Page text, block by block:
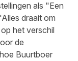
als "Een
draait om
het verschil
de
Buurtboer